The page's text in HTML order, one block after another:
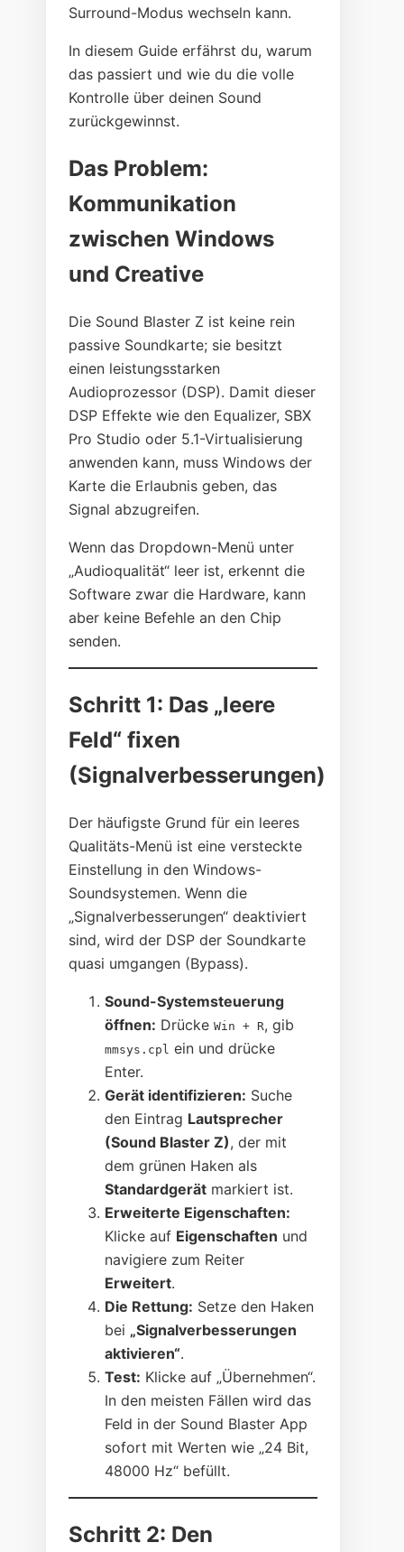
Surround-Modus wechseln kann.
In diesem Guide erfährst du, warum
das passiert und wie du die volle
Kontrolle über deinen Sound
zurückgewinnst.
Das Problem:
Kommunikation
zwischen Windows
und Creative
Die Sound Blaster Z ist keine rein
passive Soundkarte; sie besitzt
einen leistungsstarken
Audioprozessor (DSP). Damit dieser
DSP Effekte wie den Equalizer, SBX
Pro Studio oder 5.1-Virtualisierung
anwenden kann, muss Windows der
Karte die Erlaubnis geben, das
Signal abzugreifen.
Wenn das Dropdown-Menü unter
„Audioqualität“ leer ist, erkennt die
Software zwar die Hardware, kann
aber keine Befehle an den Chip
senden.
Schritt 1: Das „leere
Feld“ fixen
(Signalverbesserungen)
Der häufigste Grund für ein leeres
Qualitäts-Menü ist eine versteckte
Einstellung in den Windows-
Soundsystemen. Wenn die
„Signalverbesserungen“ deaktiviert
sind, wird der DSP der Soundkarte
quasi umgangen (Bypass).
Sound-Systemsteuerung
öffnen: DrückeWin + R, gib
mmsys.cpl ein und drücke
Enter.
Gerät identifizieren: Suche
den Eintrag Lautsprecher
(Sound Blaster Z), der mit
dem grünen Haken als
Standardgerät markiert ist.
Erweiterte Eigenschaften:
Klicke auf Eigenschaften und
navigiere zum Reiter
Erweitert.
Die Rettung: Setze den Haken
bei „Signalverbesserungen
aktivieren“.
Test: Klicke auf „Übernehmen“.
In den meisten Fällen wird das
Feld in der Sound Blaster App
sofort mit Werten wie „24 Bit,
48000 Hz“ befüllt.
Schritt 2: Den